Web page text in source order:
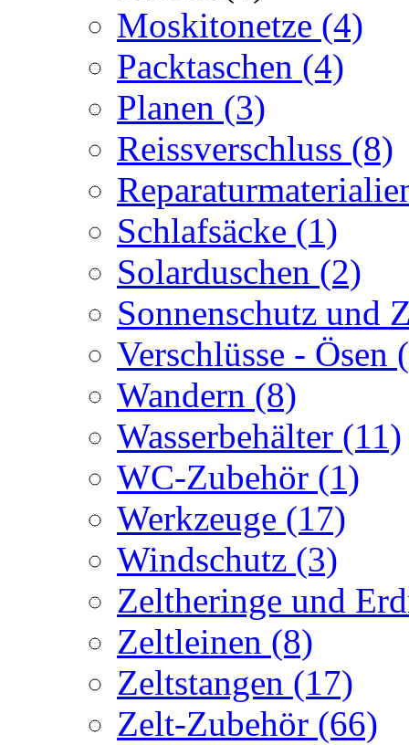
Moskitonetze (4)
Packtaschen (4)
Planen (3)
Reissverschluss (8)
Schlafsäcke (1)
Solarduschen (2)
Sonnenschutz und
Verschlüsse - Ösen
Wandern (8)
Wasserbehälter (11)
WC-Zubehör (1)
Werkzeuge (17)
Windschutz (3)
Zeltheringe und
Zeltleinen (8)
Zeltstangen (17)
Zelt-Zubehör (66)